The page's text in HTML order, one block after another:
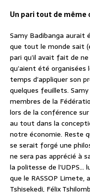
Un pari tout de même
Samy Badibanga aurait
que tout le monde sait
pari qu’il avait fait de
qu’aient été organisées
temps d’appliquer son
quelques feuillets.
membres de la
lors de la conférence
au tout dans la
notre économie. Reste
se serait forgé une
ne sera pas apprécié à
la politesse de l’UDPS…
que le RASSOP Limete,
Tshisekedi, Félix